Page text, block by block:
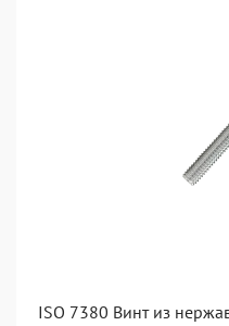
ISO 7380 Винт из